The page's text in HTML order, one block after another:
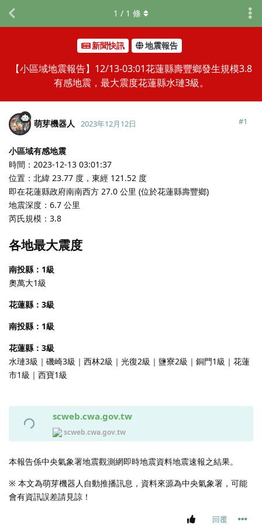
新聞快訊 地震報告
【小區域地震報告】12/13-03:01花蓮縣壽豐鄉發生規模3.8
有感地震，最大震度花蓮縣水璉3級。
1 / 1 條
萌芽機器人 2023年12月12日 #1
小區域有感地震
時間：2023-12-13 03:01:37
位置：北緯 23.77 度，東經 121.52 度
即在花蓮縣政府南南西方 27.0 公里 (位於花蓮縣壽豐鄉)
地震深度：6.7 公里
芮氏規模：3.8
各地最大震度
南投縣：1級
奧萬大1級
花蓮縣：3級
南投縣：1級
花蓮縣：3級
水璉3級｜磯崎3級｜西林2級｜光復2級｜鹽寮2級｜銅門1級｜花蓮
市1級｜西寶1級
scweb.cwa.gov.tw
scweb.cwa.gov.tw
本報告係中央氣象署地震觀測網即時地震資料地震速報之結果。
※ 本文為萌芽機器人自動推播訊息，資料來源為中央氣象署，可能
會有資訊誤差請見諒！
回覆